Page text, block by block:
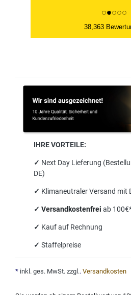
38,363
IHRE VORTEILE:
✓ Next Day Lieferung
DE)
✓ Klimaneutraler Versand mit
✓ Versandkostenfrei ab
✓ Kauf auf Rechnung
✓ Staffelpreise
* inkl. ges. MwSt. zzgl.. Versandkosten